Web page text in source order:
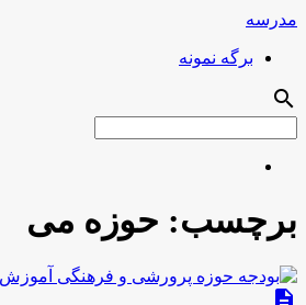
مدرسه
برگه نمونه
search
برچسب: حوزه می
description